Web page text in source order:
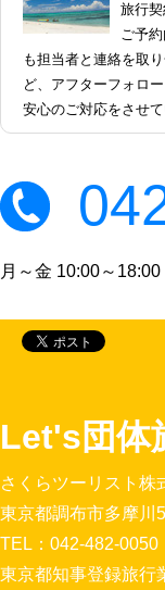
旅行契
ご予
も担当者と連絡を取
ど、アフターフォロ
安心のご対応をさせて
月～金 10:00～18:00
Let's団体
さくらツーリスト株
東京都調布市多摩川
TEL：042-482-0050
東京都知事登録旅行